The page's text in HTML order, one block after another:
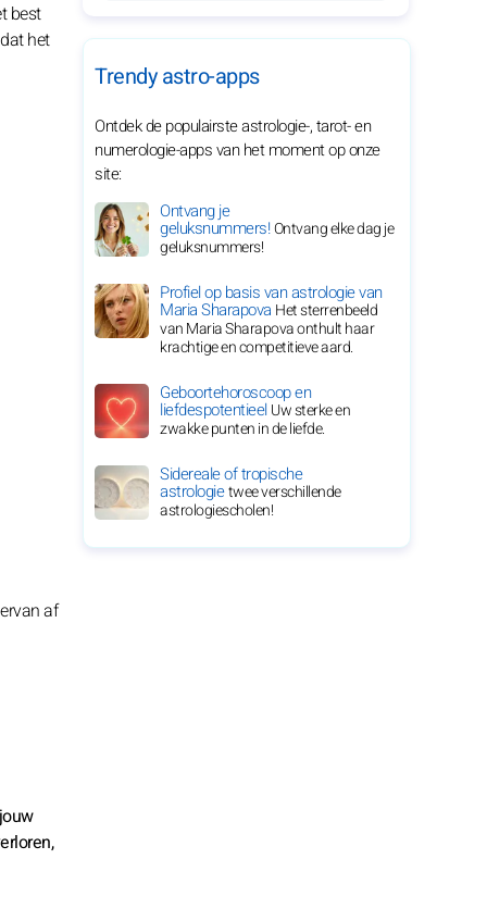
best
het
af
Trendy astro-apps
Ontdek de populairste astrologie-, tarot- en
numerologie-apps van het moment op onze
site:
Ontvang je
geluksnummers!Ontvang elke dag je
geluksnummers!
Profiel op basis van astrologie van
Maria Sharapova Het sterrenbeeld
van Maria Sharapova onthult haar
krachtige en competitieve aard.
Geboortehoroscoop en
liefdespotentieelUw sterke en
zwakke punten in de liefde.
Sidereale of tropische
astrologietwee verschillende
astrologiescholen!